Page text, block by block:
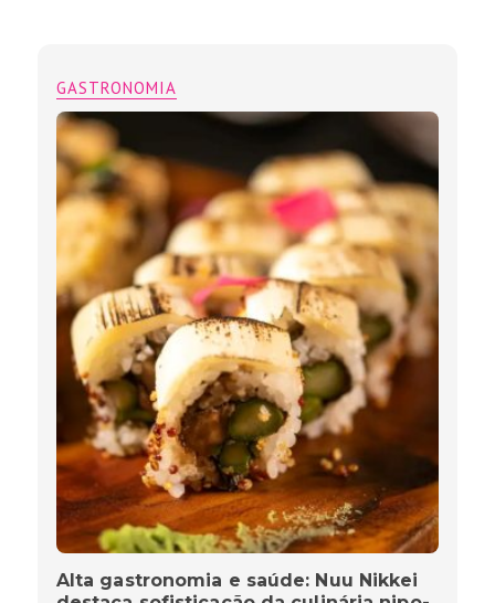
GASTRONOMIA
Alta gastronomia e saúde: Nuu Nikkei